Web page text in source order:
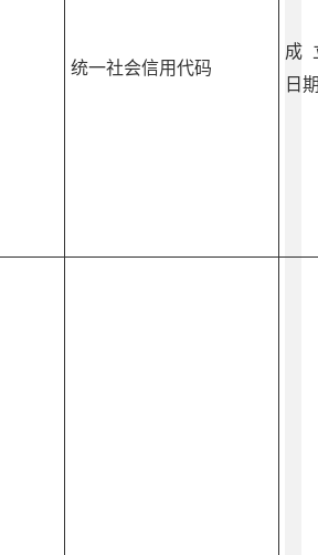
统一社会信用代码
成
日